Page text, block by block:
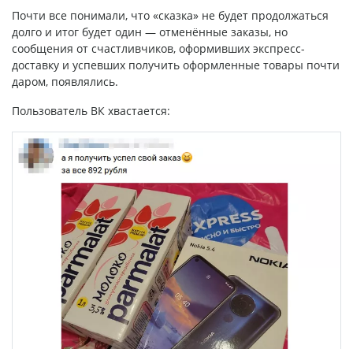
Почти все понимали, что «сказка» не будет продолжаться
долго и итог будет один — отменённые заказы, но
сообщения от счастливчиков, оформивших экспресс-
доставку и успевших получить оформленные товары почти
даром, появлялись.
Пользователь ВК хвастается: